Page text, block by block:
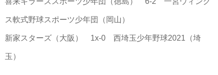
ス軟式野球スポーツ少年団（岡山）
新家スターズ（大阪） 1x-0 西埼玉少年野球2021（埼
玉）